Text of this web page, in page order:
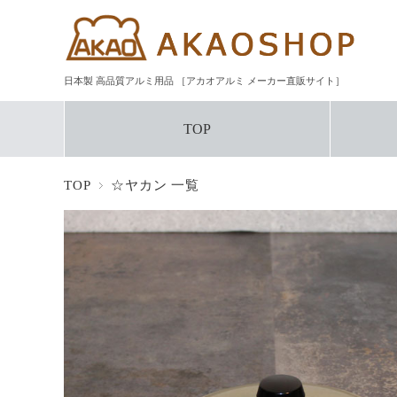
日本製 高品質アルミ用品 ［アカオアルミ メーカー直販サイト］
TOP
TOP ☆ヤカン 一覧